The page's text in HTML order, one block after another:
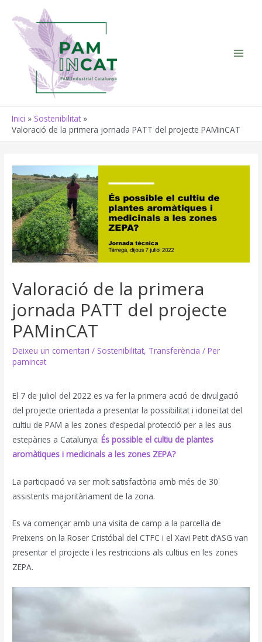
contingut
Inici
Sostenibilitat
Valoració de la primera jornada PATT del projecte PAMinCAT
Valoració de la primera
jornada PATT del projecte
PAMinCAT
Deixeu un comentari / Sostenibilitat, Transferència / Per
pamincat
El 7 de juliol del 2022 es va fer la primera acció de divulgació
del projecte orientada a presentar la possibilitat i idoneïtat del
cultiu de PAM a les zones d’especial protecció per a les aus
estepàries a Catalunya:És possible el cultiu de plantes
aromàtiques i medicinals a les zones ZEPA?
La participació va ser molt satisfactòria amb més de 30
assistents majoritàriament de la zona.
Es va començar amb una visita de camp a la parcel·la de
Preixens on la Roser Cristóbal del CTFC i el Xavi Petit d’ASG van
presentar el projecte i les restriccions als cultius en les zones
ZEPA.